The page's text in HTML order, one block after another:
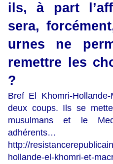
ils, à part
sera,
urnes ne
remettre les
?
Bref El Khomri-
deux coups. Ils se
musulmans et le
adhérents…
http://
hollande-el-khomri-et-